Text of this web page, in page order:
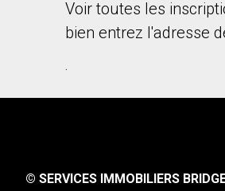
Voir toutes les
bien entrez l'adresse
.
© SERVICES IMMOBILIERS